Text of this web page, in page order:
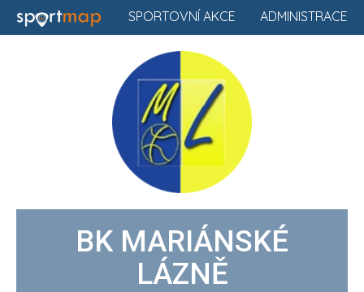
ADMINISTRACE
SPORTOVNÍ AKCE
BK MARIÁNSKÉ
LÁZNĚ